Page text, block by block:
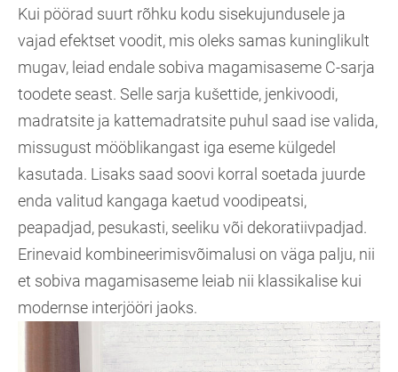
Kui pöörad suurt rõhku kodu sisekujundusele ja
vajad efektset voodit, mis oleks samas kuninglikult
mugav, leiad endale sobiva magamisaseme C-sarja
toodete seast. Selle sarja kušettide, jenkivoodi,
madratsite ja kattemadratsite puhul saad ise valida,
missugust mööblikangast iga eseme külgedel
kasutada. Lisaks saad soovi korral soetada juurde
enda valitud kangaga kaetud voodipeatsi,
peapadjad, pesukasti, seeliku või dekoratiivpadjad.
Erinevaid kombineerimisvõimalusi on väga palju, nii
et sobiva magamisaseme leiab nii klassikalise kui
modernse interjööri jaoks.